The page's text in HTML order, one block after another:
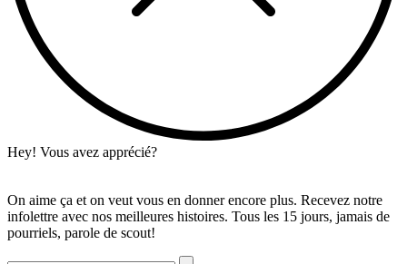
Hey! Vous avez apprécié?
On aime ça et on veut vous en donner encore plus. Recevez notre
infolettre avec nos meilleures histoires. Tous les 15 jours, jamais de
pourriels, parole de scout!